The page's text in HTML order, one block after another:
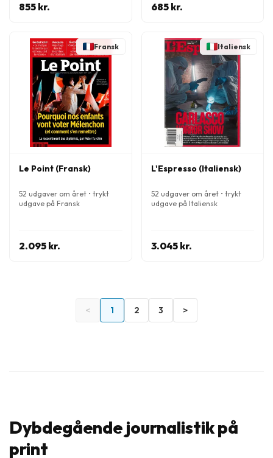
855 kr. 685 kr.
Fransk
Le Point (Fransk)
52 udgaver om året • trykt
udgave på Fransk
2.095 kr.
Italiensk
L'Espresso (Italiensk)
52 udgaver om året • trykt
udgave på Italiensk
3.045 kr.
< 1 2 3 >
Dybdegående journalistik på
print